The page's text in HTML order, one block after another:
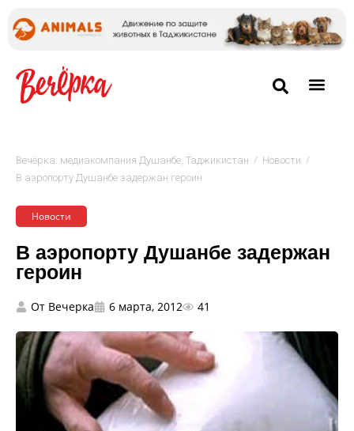
Вечёрка: медиакомпания Душанбе, Таджикистан / Новости /
В аэропорту Душанбе задержан героин
Новости
В аэропорту Душанбе задержан
героин
От Вечерка 6 марта, 2012 41